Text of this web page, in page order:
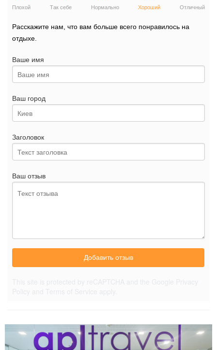
Плохой Так себе Нормально Хороший Отличный
Расскажите нам, что вам больше всего понравилось на
отдыхе.
Ваше имя
Ваш город
Заголовок
Ваш отзыв
Добавить отзыв